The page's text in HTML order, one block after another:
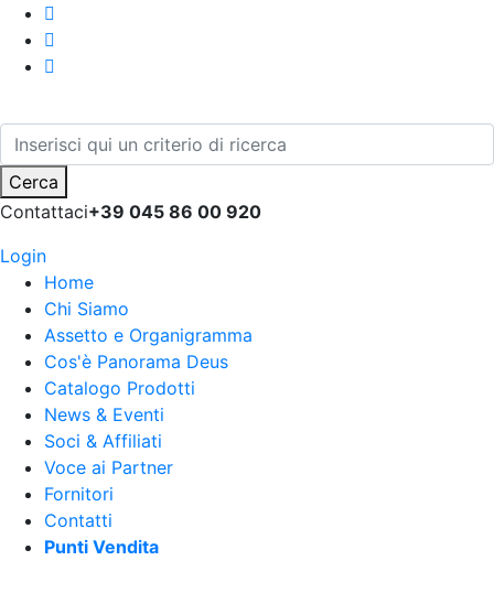
Cerca
Contattaci+39 045 86 00 920
Login
Home
Chi Siamo
Assetto e Organigramma
Cos'è Panorama Deus
Catalogo Prodotti
News & Eventi
Soci & Affiliati
Voce ai Partner
Fornitori
Contatti
Punti Vendita